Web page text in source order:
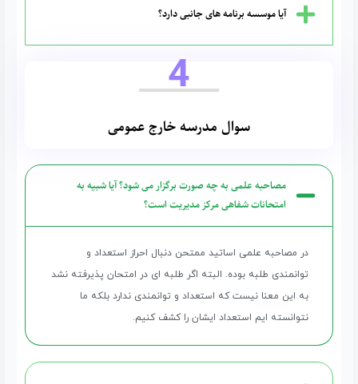
آیا موسسه برنامه های جانبی دارد؟
4
سوال مدرسه خارج عمومی
مصاحبه علمی به چه صورت برگزار می شود؟ آیا شبیه به
امتحانات شفاهی مرکز مدیریت است؟
در مصاحبه علمی اساتید ممتحن دنبال احراز استعداد و
توانمندی طلبه بوده. البته اگر طلبه ای در امتحان پذیرفته نشد
به این معنا نیست که استعداد و توانمندی ندارد بلکه ما
نتوانسته ایم استعداد ایشان را کشف کنیم.